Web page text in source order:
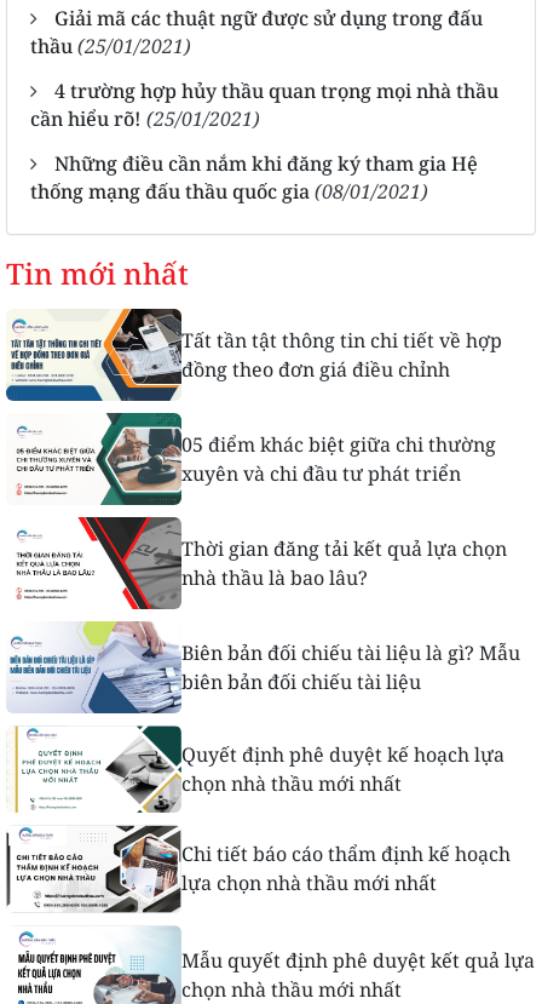
Giải mã các thuật ngữ được sử dụng trong đấu
thầu(25/01/2021)
4 trường hợp hủy thầu quan trọng mọi nhà thầu
cần hiểu rõ! (25/01/2021)
Những điều cần nắm khi đăng ký tham gia Hệ
thống mạng đấu thầu quốc gia(08/01/2021)
Tin mới nhất
Tất tần tật thông tin chi tiết về hợp
đồng theo đơn giá điều chỉnh
05 điểm khác biệt giữa chi thường
xuyên và chi đầu tư phát triển
Thời gian đăng tải kết quả lựa chọn
nhà thầu là bao lâu?
Biên bản đối chiếu tài liệu là gì? Mẫu
biên bản đối chiếu tài liệu
Quyết định phê duyệt kế hoạch lựa
chọn nhà thầu mới nhất
Chi tiết báo cáo thẩm định kế hoạch
lựa chọn nhà thầu mới nhất
Mẫu quyết định phê duyệt kết quả lựa
chọn nhà thầu mới nhất